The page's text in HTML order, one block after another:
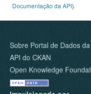
Documentação da API).
Sobre Portal de Dados
API do CKAN
Open Knowledge